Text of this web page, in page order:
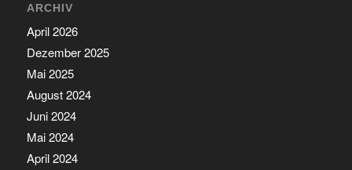
ARCHIV
April 2026
Dezember 2025
Mai 2025
August 2024
Juni 2024
Mai 2024
April 2024